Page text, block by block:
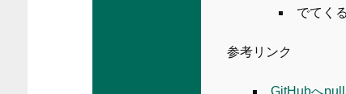
でてく
参考リンク
GitHubへ